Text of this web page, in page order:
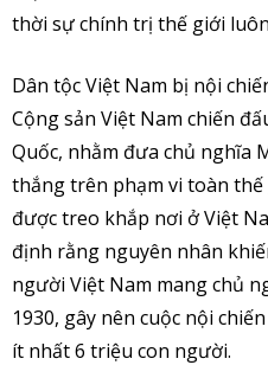
thời sự chính trị thế giới
Dân tộc Việt Nam bị nội
Cộng sản Việt Nam chiến
Quốc, nhằm đưa chủ nghĩa
thắng trên phạm vi toàn
được treo khắp nơi ở Việt
định rằng nguyên nhân
người Việt Nam mang chủ
1930, gây nên cuộc nội
ít nhất 6 triệu con người.